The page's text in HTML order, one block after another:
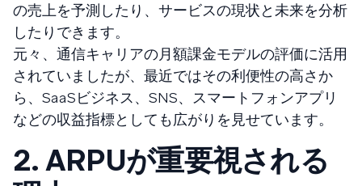
の売上を予測したり、サービスの現状と未来を分析
したりできます。
元々、通信キャリアの月額課金モデルの評価に活用
されていましたが、最近ではその利便性の高さか
ら、SaaSビジネス、SNS、スマートフォンアプリ
などの収益指標としても広がりを見せています。
2. ARPUが重要視される